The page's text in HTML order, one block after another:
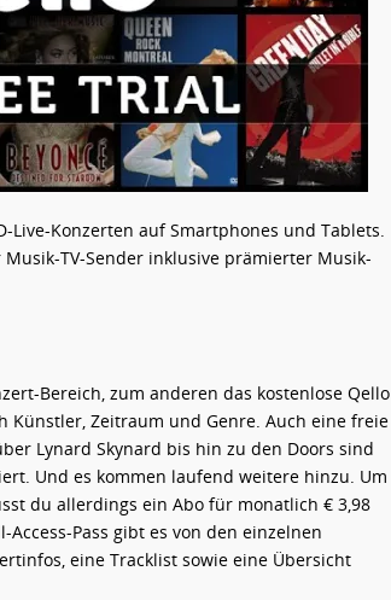
Konzerten auf Smartphones und Tablets.
TV-Sender inklusive prämierter Musik-
Bereich, zum anderen das kostenlose Qello
Künstler, Zeitraum und Genre. Auch eine freie
Lynard Skynard bis hin zu den Doors sind
Und es kommen laufend weitere hinzu. Um
du allerdings ein Abo für monatlich € 3,98
Pass gibt es von den einzelnen
eine Tracklist sowie eine Übersicht